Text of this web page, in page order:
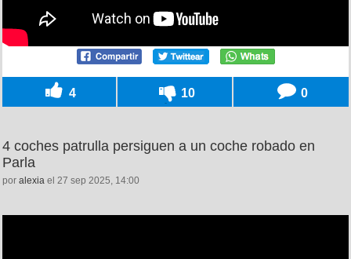
4 10 0
4 coches patrulla persiguen a un coche robado en
Parla
por alexia el 27 sep 2025, 14:00